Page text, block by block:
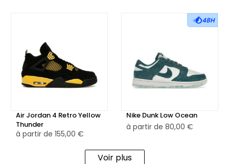
Air Jordan 4 Retro Yellow
Thunder
à partir de 155,00 €
48H
Nike Dunk Low Ocean
à partir de 80,00 €
Voir plus